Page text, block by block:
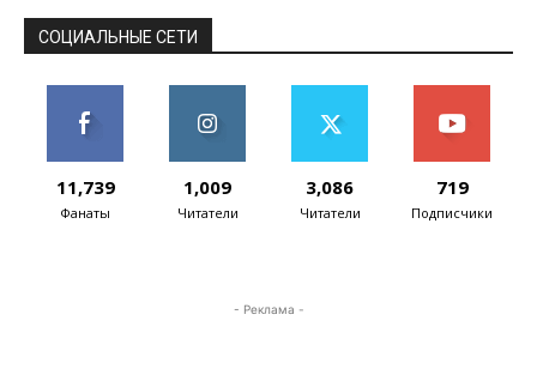
СОЦИАЛЬНЫЕ СЕТИ
11,739
Фанаты
1,009
Читатели
3,086
Читатели
719
Подписчики
- Реклама -